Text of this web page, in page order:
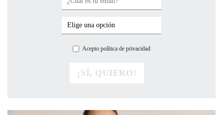
Acepto política de privacidad